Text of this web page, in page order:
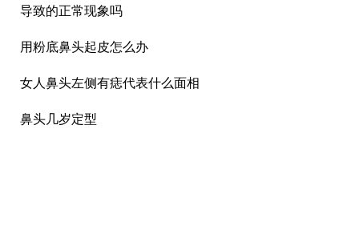
导致的正常现象吗
用粉底鼻头起皮怎么办
女人鼻头左侧有痣代表什么面相
鼻头几岁定型